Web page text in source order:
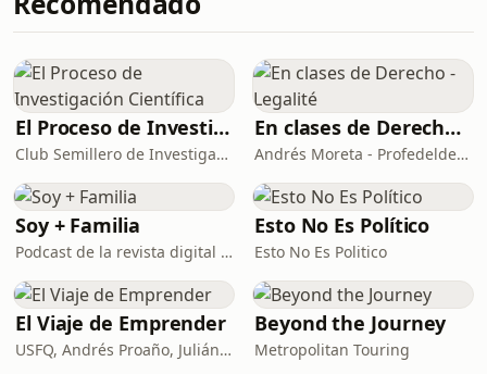
revelar la esencia del territorio y
entendiendo que cada lugar tiene
una personalidad única que debemos
aprender a escuchar antes de
intervenir.
El Proceso de Investigación Científica
Club Semillero de Investigación ESPE
En clases de Derecho - Legalité
Andrés Moreta - Profedelderecho - Legalité
Soy + Familia
Podcast de la revista digital S+F
Esto No Es Político
Esto No Es Politico
El Viaje de Emprender
USFQ, Andrés Proaño, Julián Maya, Francisco Ramos y Sebastián Ojeda
Beyond the Journey
Metropolitan Touring